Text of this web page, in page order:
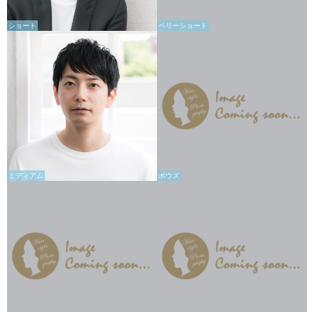
ショート ベリーショート
ミディアム ボウズ